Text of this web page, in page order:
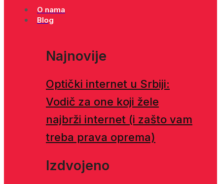
O nama
Blog
Najnovije
Optički internet u Srbiji:
Vodič za one koji žele
najbrži internet (i zašto vam
treba prava oprema)
Izdvojeno